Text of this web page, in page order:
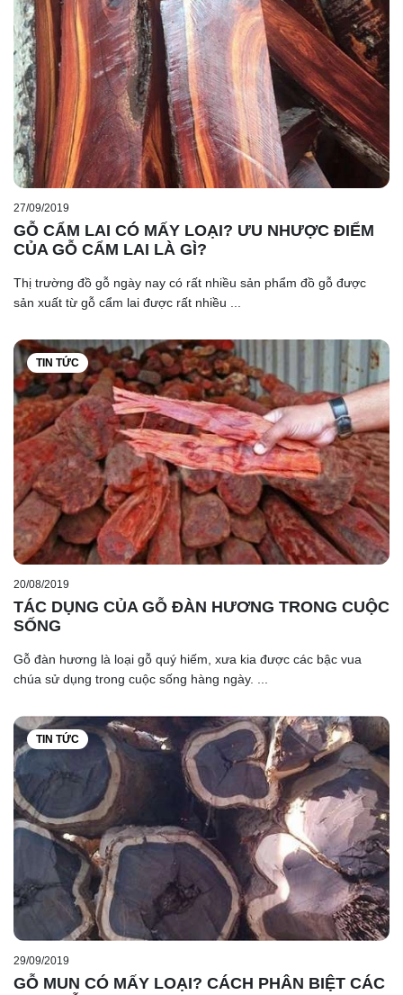
27/09/2019
GỖ CẨM LAI CÓ MẤY LOẠI? ƯU NHƯỢC ĐIỂM
CỦA GỖ CẨM LAI LÀ GÌ?
Thị trường đồ gỗ ngày nay có rất nhiều sản phẩm đồ gỗ được
sản xuất từ gỗ cẩm lai được rất nhiều ...
TIN TỨC
20/08/2019
TÁC DỤNG CỦA GỖ ĐÀN HƯƠNG TRONG CUỘC
SỐNG
Gỗ đàn hương là loại gỗ quý hiếm, xưa kia được các bậc vua
chúa sử dụng trong cuộc sống hàng ngày. ...
TIN TỨC
29/09/2019
GỖ MUN CÓ MẤY LOẠI? CÁCH PHÂN BIỆT CÁC